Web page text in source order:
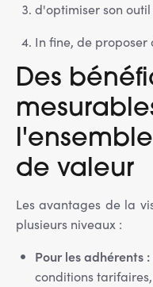
d'optimiser son
In fine, de
Des
de valeur
Les avantages de la
plusieurs niveaux :
Pour les adhérents :
conditions